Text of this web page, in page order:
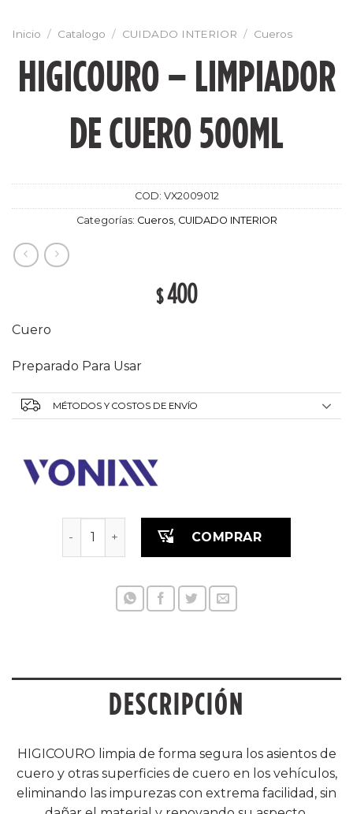
Inicio / Catalogo / CUIDADO INTERIOR / Cueros
HIGICOURO – LIMPIADOR
DE CUERO 500ML
COD: VX2009012
Categorías: Cueros, CUIDADO INTERIOR
$400
Cuero
Preparado Para Usar
MÉTODOS Y COSTOS DE ENVÍO
HIGICOURO - LIMPIADOR DE CUERO 500ML
COMPRAR
DESCRIPCIÓN
HIGICOURO limpia de forma segura los asientos de
cuero y otras superficies de cuero en los vehículos,
eliminando las impurezas con extrema facilidad, sin